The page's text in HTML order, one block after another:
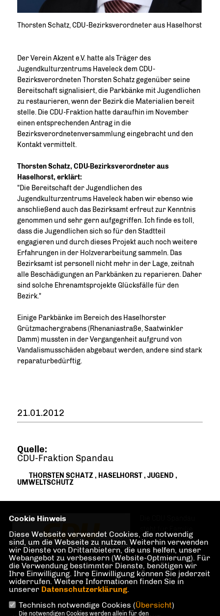
Thorsten Schatz, CDU-Bezirksverordneter aus Haselhorst
Der Verein Akzent e.V. hatte als Träger des
Jugendkulturzentrums Haveleck dem CDU-
Bezirksverordneten Thorsten Schatz gegenüber seine
Bereitschaft signalisiert, die Parkbänke mit Jugendlichen
zu restaurieren, wenn der Bezirk die Materialien bereit
stelle. Die CDU-Fraktion hatte daraufhin im November
einen entsprechenden Antrag in die
Bezirksverordnetenversammlung eingebracht und den
Kontakt vermittelt.
Thorsten Schatz, CDU-Bezirksverordneter aus
Haselhorst, erklärt:
"Die Bereitschaft der Jugendlichen des
Jugendkulturzentrums Haveleck haben wir ebenso wie
anschließend auch das Bezirksamt erfreut zur Kenntnis
genommen und sehr gern aufgegriffen. Ich finde es toll,
dass die Jugendlichen sich so für den Stadtteil
engagieren und durch dieses Projekt auch noch weitere
Erfahrungen in der Holzverarbeitung sammeln. Das
Bezirksamt ist personell nicht mehr in der Lage, zeitnah
alle Beschädigungen an Parkbänken zu reparieren. Daher
sind solche Ehrenamtsprojekte Glücksfälle für den
Bezirk."
Einige Parkbänke im Bereich des Haselhorster
Grützmachergrabens (Rhenaniastraße, Saatwinkler
Damm) mussten in der Vergangenheit aufgrund von
Vandalismusschäden abgebaut werden, andere sind stark
reparaturbedürftig.
21.01.2012
Quelle:
CDU-Fraktion Spandau
THORSTEN SCHATZ, HASELHORST, JUGEND ,
UMWELTSCHUTZ
Investitionen und
Teilhabe im und am
Berliner Bezirk
Spandau.
Cookie Hinweis
Diese Webseite verwendet Cookies, die notwendig
sind, um die Webseite zu nutzen. Weiterhin verwenden
wir Dienste von Drittanbietern, die uns helfen, unser
Webangebot zu verbessern (Website-Optmierung). Für
die Verwendung bestimmter Dienste, benötigen wir
Ihre Einwilligung. Ihre Einwilligung können Sie jederzeit
widerrufen. Weitere Informationen finden Sie in
unserer Datenschutzerklärung.
Technisch notwendige Cookies (Übersicht)
Die notwendigen Cookies werden allein für den